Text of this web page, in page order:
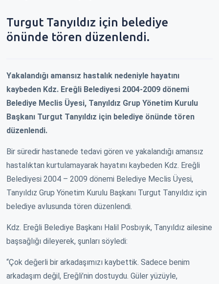
Turgut Tanyıldız için belediye
önünde tören düzenlendi.
Yakalandığı amansız hastalık nedeniyle hayatını
kaybeden Kdz. Ereğli Belediyesi 2004-2009 dönemi
Belediye Meclis Üyesi, Tanyıldız Grup Yönetim Kurulu
Başkanı Turgut Tanyıldız için belediye önünde tören
düzenlendi.
Bir süredir hastanede tedavi gören ve yakalandığı amansız
hastalıktan kurtulamayarak hayatını kaybeden Kdz. Ereğli
Belediyesi 2004 – 2009 dönemi Belediye Meclis Üyesi,
Tanyıldız Grup Yönetim Kurulu Başkanı Turgut Tanyıldız için
belediye avlusunda tören düzenlendi.
Kdz. Ereğli Belediye Başkanı Halil Posbıyık, Tanyıldız ailesine
başsağlığı dileyerek, şunları söyledi:
“Çok değerli bir arkadaşımızı kaybettik. Sadece benim
arkadaşım değil, Ereğli’nin dostuydu. Güler yüzüyle,